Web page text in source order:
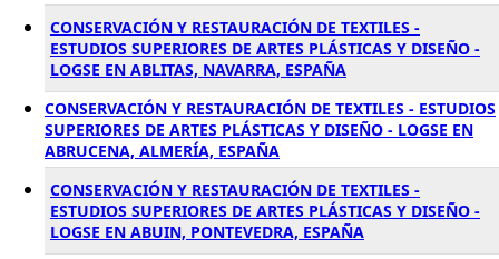
CONSERVACIÓN Y RESTAURACIÓN DE TEXTILES -
ESTUDIOS SUPERIORES DE ARTES PLÁSTICAS Y DISEÑO -
LOGSE EN ABLITAS, NAVARRA, ESPAÑA
CONSERVACIÓN Y RESTAURACIÓN DE TEXTILES - ESTUDIOS
SUPERIORES DE ARTES PLÁSTICAS Y DISEÑO - LOGSE EN
ABRUCENA, ALMERÍA, ESPAÑA
CONSERVACIÓN Y RESTAURACIÓN DE TEXTILES -
ESTUDIOS SUPERIORES DE ARTES PLÁSTICAS Y DISEÑO -
LOGSE EN ABUIN, PONTEVEDRA, ESPAÑA